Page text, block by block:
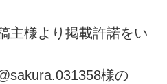
主様より掲載許諾をい
様の